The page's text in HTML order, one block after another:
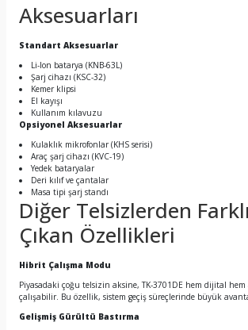
Aksesuarları
Standart Aksesuarlar
Li-Ion batarya (KNB-63L)
Şarj cihazı (KSC-32)
Kemer klipsi
El kayışı
Kullanım kılavuzu
Opsiyonel Aksesuarlar
Kulaklık mikrofonlar (KHS serisi)
Araç şarj cihazı (KVC-19)
Yedek bataryalar
Deri kılıf ve çantalar
Masa tipi şarj standı
Diğer Telsizlerden
Çıkan Özellikleri
Hibrit Çalışma Modu
Piyasadaki çoğu telsizin aksine, TK-3701DE hem dijital
çalışabilir. Bu özellik, sistem geçiş süreçlerinde büyük
Gelişmiş Gürültü Bastırma